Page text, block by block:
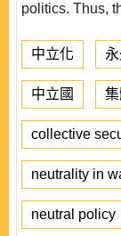
politics. Thus,
中立化
中立國
collective
neutrality in
neutral policy